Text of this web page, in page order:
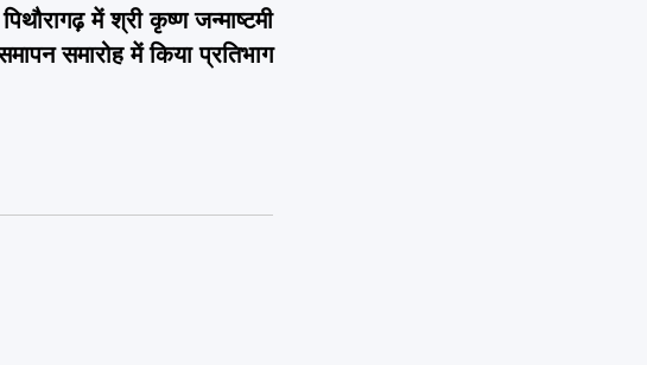
में श्री कृष्ण जन्माष्टमी
समारोह में किया प्रतिभाग